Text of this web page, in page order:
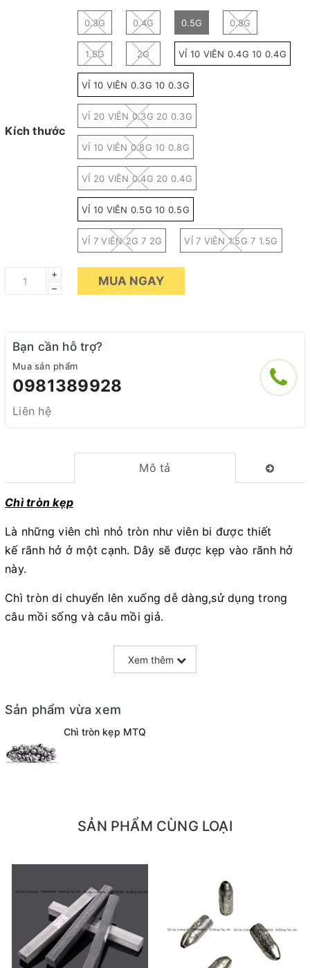
Kích thước
0.3G 0.4G 0.5G 0.8G
1.5G 2G VỈ 10 VIÊN 0.4G 10 0.4G
VỈ 10 VIÊN 0.3G 10 0.3G
VỈ 20 VIÊN 0.3G 20 0.3G
VỈ 10 VIÊN 0.8G 10 0.8G
VỈ 20 VIÊN 0.4G 20 0.4G
VỈ 10 VIÊN 0.5G 10 0.5G
VỈ 7 VIÊN 2G 7 2G VỈ 7 VIÊN 1.5G 7 1.5G
+
–
MUA NGAY
Bạn cần hỗ trợ?
Mua sản phẩm
0981389928
Liên hệ
Mô tả
Chì tròn kẹp
Là những viên chì nhỏ tròn như viên bi được thiết
kế rãnh hở ở một cạnh. Dây sẽ được kẹp vào rãnh hở
này.
Chì tròn di chuyển lên xuống dễ dàng,sử dụng trong
câu mồi sống và câu mồi giả.
Dùng câu cá nước ngọt và kẹp chặt ở lưỡi câu khi
dùng với dây mảnh để cho mồi trôi lơ lửng và để kiểm
Kích cỡ có: 0.3g - 0.4g - 0.5g - 0.8g - 1.0g - 1.5g
Xem thêm
Sản phẩm vừa xem
Chì tròn kẹp MTQ
SẢN PHẨM CÙNG LOẠI